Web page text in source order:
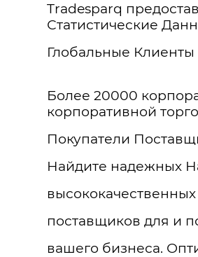
Tradesparq
Статистические
Глобальные Клиенты
Более 20000
корпоративной
Покупатели
Найдите надежных
поставщиков для и
вашего бизнеса.